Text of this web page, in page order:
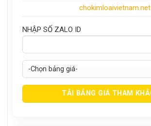
chokimloaivietnam.net
NHẬP SỐ ZALO ID